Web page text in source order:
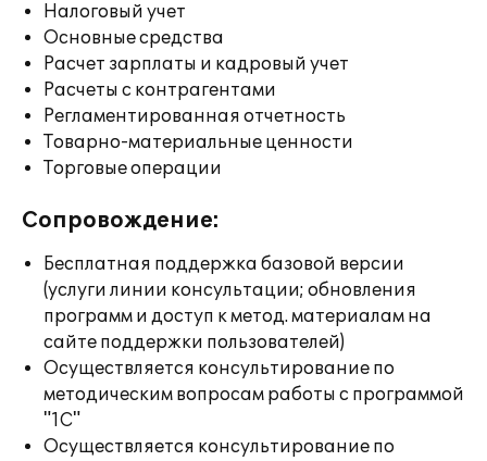
Налоговый учет
Основные средства
Расчет зарплаты и кадровый учет
Расчеты с контрагентами
Регламентированная отчетность
Товарно-материальные ценности
Торговые операции
Сопровождение:
Бесплатная поддержка базовой версии
(услуги линии консультации; обновления
программ и доступ к метод. материалам на
сайте поддержки пользователей)
Осуществляется консультирование по
методическим вопросам работы с программой
"1С"
Осуществляется консультирование по